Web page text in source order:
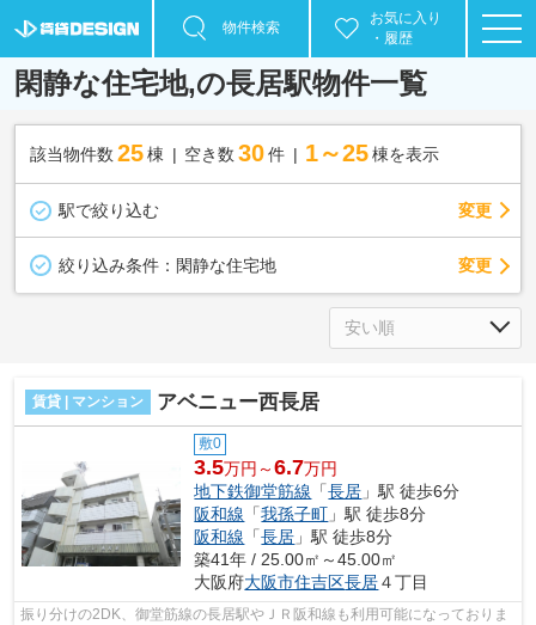
物件検索
お気に入り
・履歴
閑静な住宅地,の長居駅物件一覧
該当物件数 25棟 空き数 30 件 1～25 棟を表示
駅で絞り込む 変更
絞り込み条件： 閑静な住宅地 変更
賃貸 | マンション アベニュー西長居
敷0
3.5万円～6.7万円
地下鉄御堂筋線 「長居 」駅 徒歩6分
阪和線 「我孫子町 」駅 徒歩8分
阪和線 「長居 」駅 徒歩8分
築41年 / 25.00㎡～45.00㎡
大阪府大阪市住吉区長居４丁目
振り分けの2DK、御堂筋線の長居駅やＪＲ阪和線も利用可能になっておりま